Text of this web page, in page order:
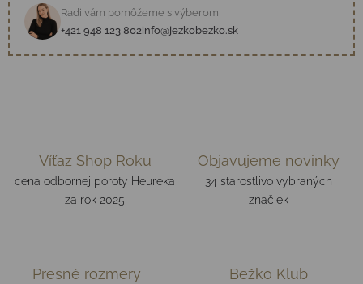
Radi vám pomôžeme s výberom
+421 948 123 802info@jezkobezko.sk
Víťaz Shop Roku
cena odbornej poroty Heureka
za rok 2025
Objavujeme novinky
34 starostlivo vybraných
značiek
Presné rozmery Bežko Klub